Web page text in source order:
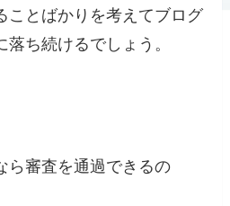
ことばかりを考えてブログ
ち続けるでしょう。
ら審査を通過できるの